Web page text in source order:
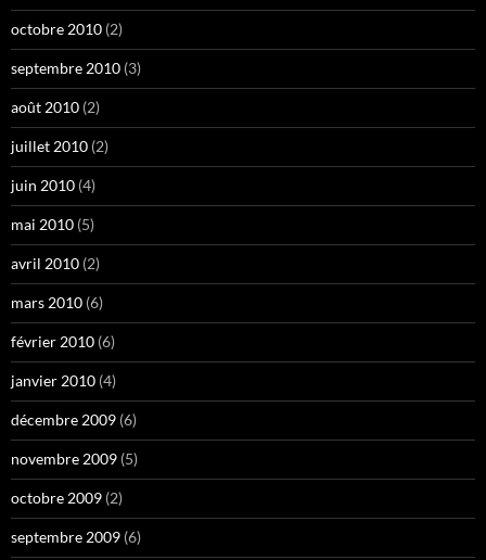
octobre 2010 (2)
septembre 2010 (3)
août 2010 (2)
juillet 2010 (2)
juin 2010 (4)
mai 2010 (5)
avril 2010 (2)
mars 2010 (6)
février 2010 (6)
janvier 2010 (4)
décembre 2009 (6)
novembre 2009 (5)
octobre 2009 (2)
septembre 2009 (6)